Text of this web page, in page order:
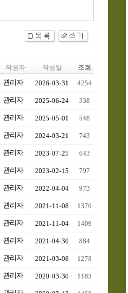
작성자 작성일 조회
관리자 2026-03-31 4254
관리자 2025-06-24 338
관리자 2025-05-01 548
관리자 2024-03-21 743
관리자 2023-07-25 643
관리자 2023-02-15 797
관리자 2022-04-04 973
관리자 2021-11-08 1370
관리자 2021-11-04 1409
관리자 2021-04-30 884
관리자. 2021-03-08 1278
관리자 2020-03-30 1183